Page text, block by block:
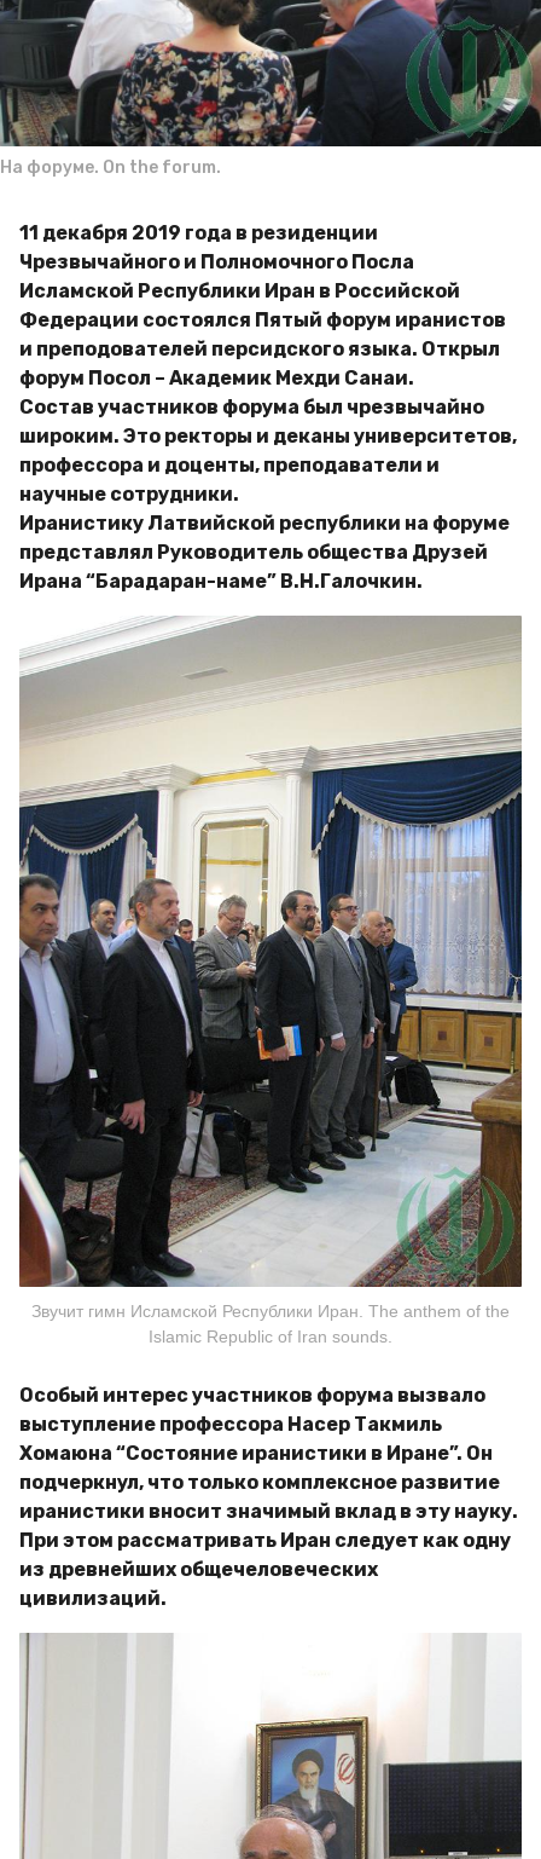
м
На форуме. On the forum.
11 декабря 2019 года в резиденции
Чрезвычайного и Полномочного Посла
Исламской Республики Иран в Российской
Федерации состоялся Пятый форум иранистов
и преподователей персидского языка. Открыл
форум Посол – Академик Мехди Санаи.
Состав участников форума был чрезвычайно
широким. Это ректоры и деканы университетов,
профессора и доценты, преподаватели и
научные сотрудники.
Иранистику Латвийской республики на форуме
представлял Руководитель общества Друзей
Ирана “Барадаран-наме” В.Н.Галочкин.
Звучит гимн Исламской Республики Иран. The anthem of the
Islamic Republic of Iran sounds.
Особый интерес участников форума вызвало
выступление профессора Насер Такмиль
Хомаюна “Состояние иранистики в Иране”. Он
подчеркнул, что только комплексное развитие
иранистики вносит значимый вклад в эту науку.
При этом рассматривать Иран следует как одну
из древнейших общечеловеческих
цивилизаций.